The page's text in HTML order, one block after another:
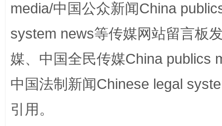
国家大学科技园优化重塑工作
media/中国公众新闻China
system news等传媒网站留言板
媒、中国全民传媒China publics
中国法制新闻Chinese legal
引用。